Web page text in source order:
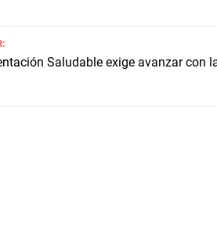
Saludable exige avanzar con